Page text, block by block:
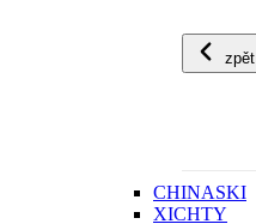
zpět
CHINASKI
XICHTY